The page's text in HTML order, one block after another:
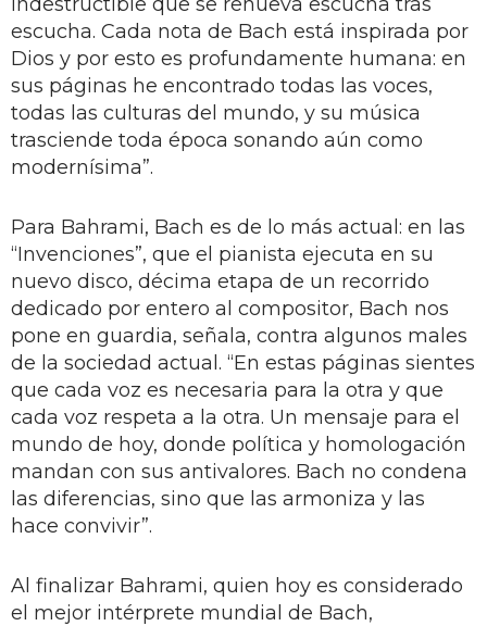
escucha. Cada nota de Bach está inspirada por
Dios y por esto es profundamente humana: en
sus páginas he encontrado todas las voces,
todas las culturas del mundo, y su música
trasciende toda época sonando aún como
modernísima”.
Para Bahrami, Bach es de lo más actual: en las
“Invenciones”, que el pianista ejecuta en su
nuevo disco, décima etapa de un recorrido
dedicado por entero al compositor, Bach nos
pone en guardia, señala, contra algunos males
de la sociedad actual. “En estas páginas sientes
que cada voz es necesaria para la otra y que
cada voz respeta a la otra. Un mensaje para el
mundo de hoy, donde política y homologación
mandan con sus antivalores. Bach no condena
las diferencias, sino que las armoniza y las
hace convivir”.
Al finalizar Bahrami, quien hoy es considerado
el mejor intérprete mundial de Bach,